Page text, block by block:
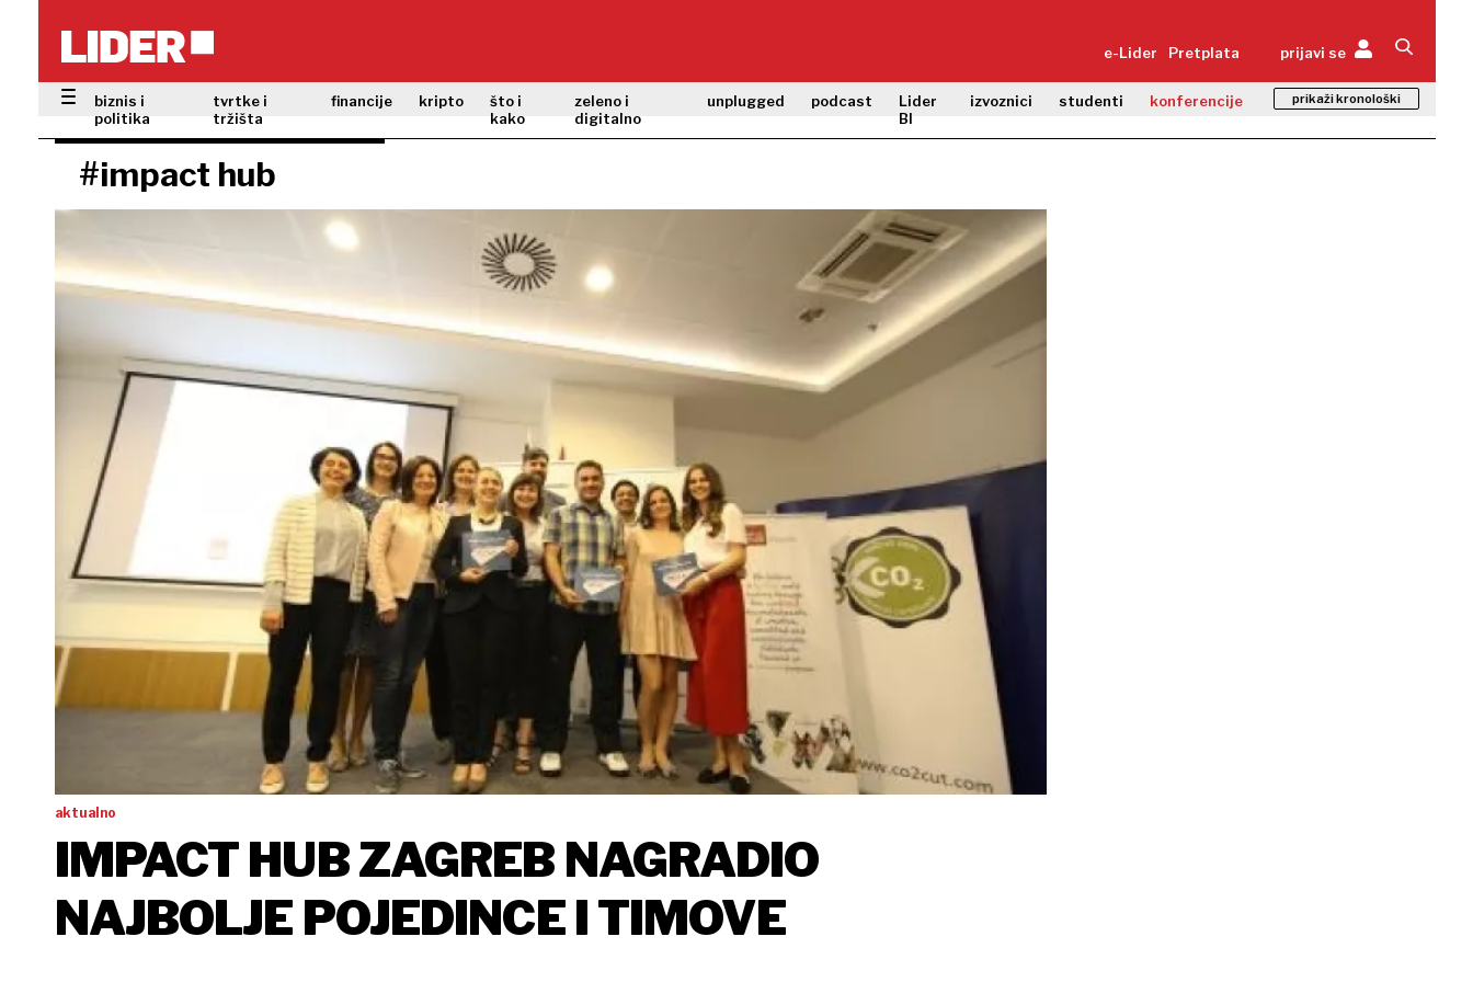
e-Lider Pretplata prijavi se
biznis i
politika
tvrtke i
tržišta
financije kripto
što i
kako
zeleno i
digitalno
unplugged podcast
Lider
BI
izvoznici studenti konferencije prikaži kronološki
#impact hub
aktualno
IMPACT HUB ZAGREB NAGRADIO
NAJBOLJE POJEDINCE I TIMOVE